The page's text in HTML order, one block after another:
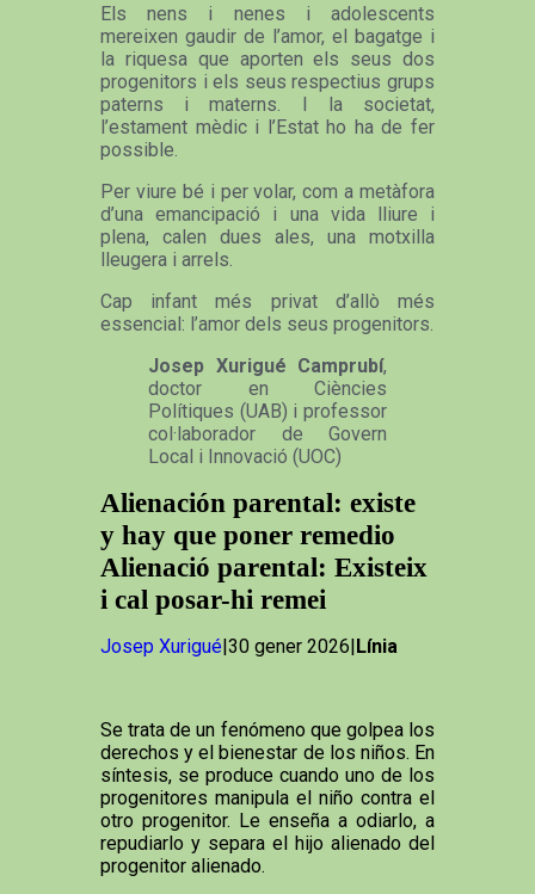
Els nens i nenes i adolescents
mereixen gaudir de l’amor, el bagatge i
la riquesa que aporten els seus dos
progenitors i els seus respectius grups
paterns i materns. I la societat,
l’estament mèdic i l’Estat ho ha de fer
possible.
Per viure bé i per volar, com a metàfora
d’una emancipació i una vida lliure i
plena, calen dues ales, una motxilla
lleugera i arrels.
Cap infant més privat d’allò més
essencial: l’amor dels seus progenitors.
Josep Xurigué Camprubí,
doctor en Ciències
Polítiques (UAB) i professor
col·laborador de Govern
Local i Innovació (UOC)
Alienación parental: existe
y hay que poner remedio
Alienació parental: Existeix
i cal posar-hi remei
Josep Xurigué|30 gener 2026|Línia
Se trata de un fenómeno que golpea los
derechos y el bienestar de los niños. En
síntesis, se produce cuando uno de los
progenitores manipula el niño contra el
otro progenitor. Le enseña a odiarlo, a
repudiarlo y separa el hijo alienado del
progenitor alienado.